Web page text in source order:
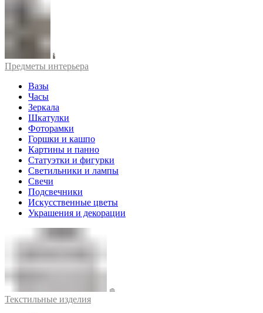
Предметы интерьера
Вазы
Часы
Зеркала
Шкатулки
Фоторамки
Горшки и кашпо
Картины и панно
Статуэтки и фигурки
Светильники и лампы
Свечи
Подсвечники
Искусственные цветы
Украшения и декорации
Текстильные изделия